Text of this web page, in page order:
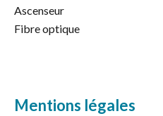
Ascenseur
Fibre optique
Mentions légales